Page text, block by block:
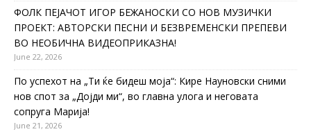
ФОЛК ПЕЈАЧОТ ИГОР БЕЖАНОСКИ СО НОВ МУЗИЧКИ
ПРОЕКТ: АВТОРСКИ ПЕСНИ И БЕЗВРЕМЕНСКИ ПРЕПЕВИ
ВО НЕОБИЧНА ВИДЕОПРИКАЗНА!
June 22, 2026
По успехот на „Ти ќе бидеш моја“: Кире Науновски сними
нов спот за „Дојди ми“, во главна улога и неговата
сопруга Марија!
June 21, 2026